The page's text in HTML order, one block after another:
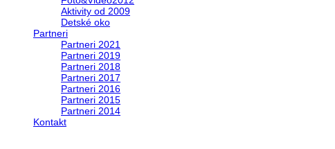
Aktivity od 2009
Detské oko
Partneri
Partneri 2021
Partneri 2019
Partneri 2018
Partneri 2017
Partneri 2016
Partneri 2015
Partneri 2014
Kontakt